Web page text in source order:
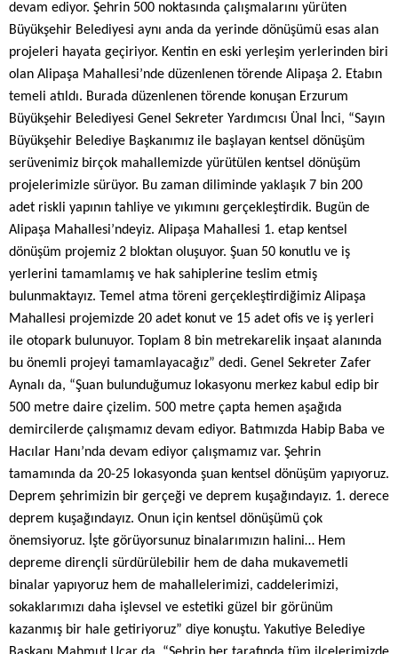
devam ediyor. Şehrin 500 noktasında çalışmalarını yürüten
Büyükşehir Belediyesi aynı anda da yerinde dönüşümü esas alan
projeleri hayata geçiriyor. Kentin en eski yerleşim yerlerinden biri
olan Alipaşa Mahallesi’nde düzenlenen törende Alipaşa 2. Etabın
temeli atıldı. Burada düzenlenen törende konuşan Erzurum
Büyükşehir Belediyesi Genel Sekreter Yardımcısı Ünal İnci, “Sayın
Büyükşehir Belediye Başkanımız ile başlayan kentsel dönüşüm
serüvenimiz birçok mahallemizde yürütülen kentsel dönüşüm
projelerimizle sürüyor. Bu zaman diliminde yaklaşık 7 bin 200
adet riskli yapının tahliye ve yıkımını gerçekleştirdik. Bugün de
Alipaşa Mahallesi’ndeyiz. Alipaşa Mahallesi 1. etap kentsel
dönüşüm projemiz 2 bloktan oluşuyor. Şuan 50 konutlu ve iş
yerlerini tamamlamış ve hak sahiplerine teslim etmiş
bulunmaktayız. Temel atma töreni gerçekleştirdiğimiz Alipaşa
Mahallesi projemizde 20 adet konut ve 15 adet ofis ve iş yerleri
ile otopark bulunuyor. Toplam 8 bin metrekarelik inşaat alanında
bu önemli projeyi tamamlayacağız” dedi. Genel Sekreter Zafer
Aynalı da, “Şuan bulunduğumuz lokasyonu merkez kabul edip bir
500 metre daire çizelim. 500 metre çapta hemen aşağıda
demircilerde çalışmamız devam ediyor. Batımızda Habip Baba ve
Hacılar Hanı’nda devam ediyor çalışmamız var. Şehrin
tamamında da 20-25 lokasyonda şuan kentsel dönüşüm yapıyoruz.
Deprem şehrimizin bir gerçeği ve deprem kuşağındayız. 1. derece
deprem kuşağındayız. Onun için kentsel dönüşümü çok
önemsiyoruz. İşte görüyorsunuz binalarımızın halini… Hem
depreme dirençli sürdürülebilir hem de daha mukavemetli
binalar yapıyoruz hem de mahallelerimizi, caddelerimizi,
sokaklarımızı daha işlevsel ve estetiki güzel bir görünüm
kazanmış bir hale getiriyoruz” diye konuştu. Yakutiye Belediye